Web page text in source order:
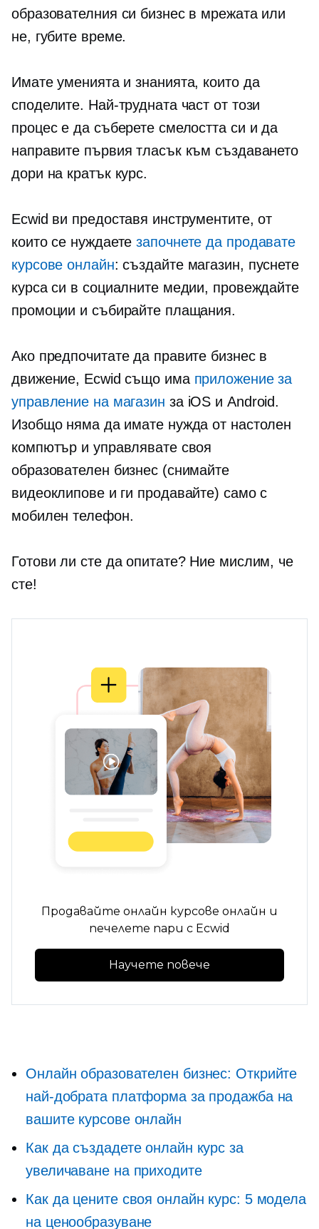
образователния си бизнес в мрежата или
не, губите време.
Имате уменията и знанията, които да
споделите. Най-трудната част от този
процес е да съберете смелостта си и да
направите първия тласък към създаването
дори на кратък курс.
Ecwid ви предоставя инструментите, от
които се нуждаетезапочнете да продавате
курсове онлайн: създайте магазин, пуснете
курса си в социалните медии, провеждайте
промоции и събирайте плащания.
Ако предпочитате да правите бизнес в
движение, Ecwid също има приложение за
управление на магазин за iOS и Android.
Изобщо няма да имате нужда от настолен
компютър и управлявате своя
образователен бизнес (снимайте
видеоклипове и ги продавайте) само с
мобилен телефон.
Готови ли сте да опитате? Ние мислим, че
сте!
Продавайте онлайн курсове онлайн и
печелете пари с Ecwid
Научете повече
Онлайн образователен бизнес: Открийте
най-добрата платформа за продажба на
вашите курсове онлайн
Как да създадете онлайн курс за
увеличаване на приходите
Как да цените своя онлайн курс: 5 модела
на ценообразуване